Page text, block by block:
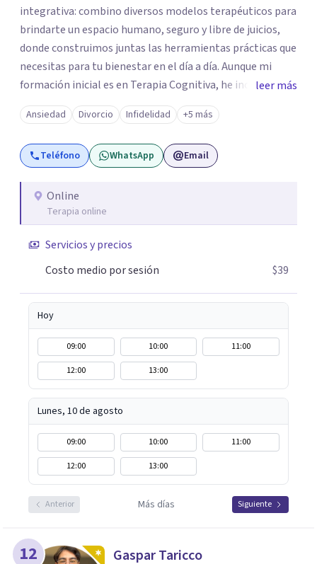
integrativa: combino diversos modelos terapéuticos para
brindarte un espacio humano, seguro y libre de juicios,
donde construimos juntas las herramientas prácticas que
necesitas para tu bienestar en el día a día. Aunque mi
formación inicial es en Terapia Cognitiva, he incorporado
enfoques como el Mindfulness y la Terapia de Aceptación
y Compromiso (ACT), adaptando el tratamiento a tus
necesidades particulares. Mi trayectoria es internacional
(Argentina, Estados Unidos, Europa y Asia). Además,
conectando con la realidad de las islas. Mis servicios son
100% online y accesibles. Si buscas un espacio de escucha
leer más
Ansiedad Divorcio Infidelidad +5 más
Teléfono WhatsApp Email
Online
Terapia online
Servicios y precios
Costo medio por sesión
$39
Hoy
09:00 10:00
11:00
12:00
13:00
Lunes, 10 de agosto
09:00 10:00
11:00
12:00
13:00
Anterior Más días Siguiente
12 Gaspar Taricco